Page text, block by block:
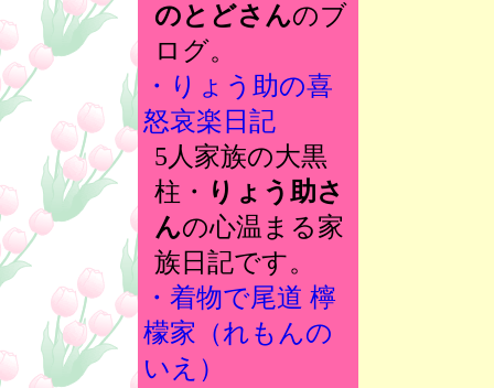
のとどさんのブ
ログ。
・りょう助の喜
怒哀楽日記
5人家族の大黒
柱・ りょう助さ
んの心温まる家
族日記です。
・着物で尾道 檸
檬家（れもんの
いえ）